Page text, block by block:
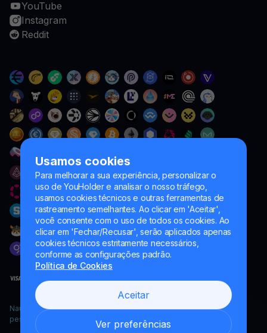
Usamos cookies
Para melhorar a sua experiência, personalizar o
uso de YouHolder e analisar o nosso tráfego,
usamos cookies técnicos e outras ferramentas de
rastreamento semelhantes. Ao clicar em 'Aceitar',
você consente com o uso de todos os cookies. Ao
clicar em 'Fechar/Recusar', serão aplicados apenas
cookies técnicos estritamente necessários,
conforme as configurações padrão.
Política de Cookies
Aceitar
Ver preferências
YouTube
Instagram
Reddit
Naumard LTD. – apenas para fins de desenvolvimento de TI,
pesquisa e marketing